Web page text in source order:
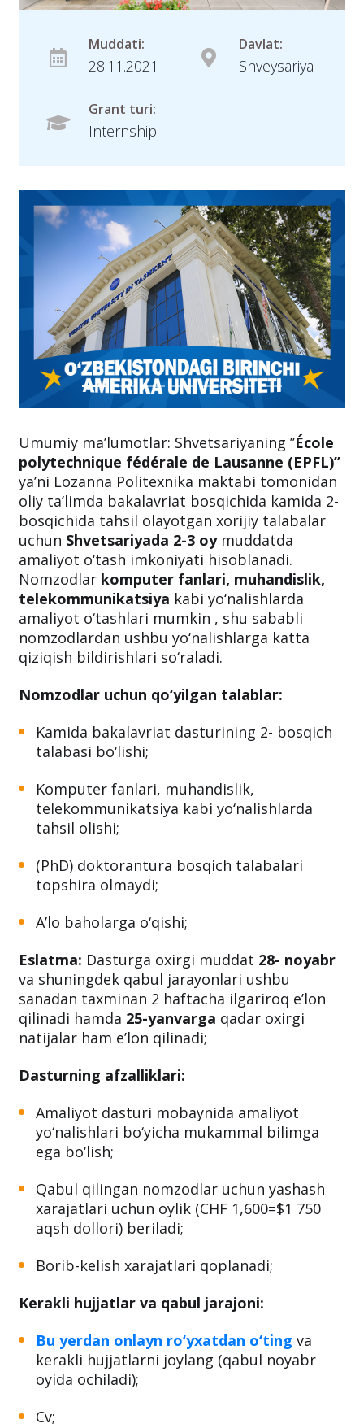
Muddati:
28.11.2021
Davlat:
Shveysariya
Grant turi:
Internship
Umumiy ma’lumotlar: Shvetsariyaning ’’École
polytechnique fédérale de Lausanne (EPFL)’’
ya’ni Lozanna Politexnika maktabi tomonidan
oliy ta’limda bakalavriat bosqichida kamida 2-
bosqichida tahsil olayotgan xorijiy talabalar
uchun Shvetsariyada 2-3 oy muddatda
amaliyot o‘tash imkoniyati hisoblanadi.
Nomzodlar komputer fanlari, muhandislik,
telekommunikatsiya kabi yo‘nalishlarda
amaliyot o‘tashlari mumkin , shu sababli
nomzodlardan ushbu yo‘nalishlarga katta
qiziqish bildirishlari so‘raladi.
Nomzodlar uchun qo‘yilgan talablar:
Kamida bakalavriat dasturining 2- bosqich
talabasi bo‘lishi;
Komputer fanlari, muhandislik,
telekommunikatsiya kabi yo‘nalishlarda
tahsil olishi;
(PhD) doktorantura bosqich talabalari
topshira olmaydi;
A’lo baholarga o‘qishi;
Eslatma: Dasturga oxirgi muddat 28- noyabr
va shuningdek qabul jarayonlari ushbu
sanadan taxminan 2 haftacha ilgariroq e’lon
qilinadi hamda 25-yanvarga qadar oxirgi
natijalar ham e’lon qilinadi;
Dasturning afzalliklari:
Amaliyot dasturi mobaynida amaliyot
yo‘nalishlari bo‘yicha mukammal bilimga
ega bo‘lish;
Qabul qilingan nomzodlar uchun yashash
xarajatlari uchun oylik (CHF 1,600=$1 750
aqsh dollori) beriladi;
Borib-kelish xarajatlari qoplanadi;
Kerakli hujjatlar va qabul jarajoni:
Bu yerdan onlayn ro‘yxatdan o‘ting va
kerakli hujjatlarni joylang (qabul noyabr
oyida ochiladi);
Cv;